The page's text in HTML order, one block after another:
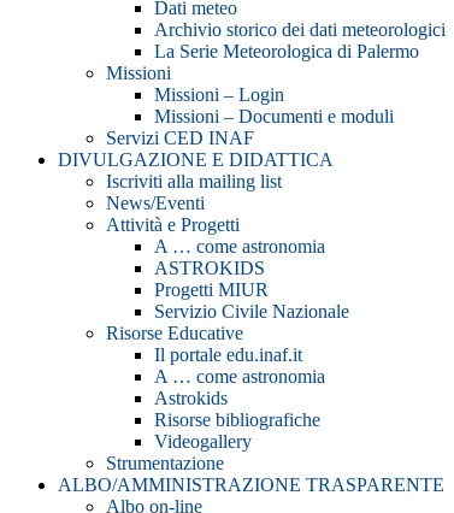
Dati meteo
Archivio storico dei dati meteorologici
La Serie Meteorologica di Palermo
Missioni
Missioni – Login
Missioni – Documenti e moduli
Servizi CED INAF
DIVULGAZIONE E DIDATTICA
Iscriviti alla mailing list
News/Eventi
Attività e Progetti
A … come astronomia
ASTROKIDS
Progetti MIUR
Servizio Civile Nazionale
Risorse Educative
Il portale edu.inaf.it
A … come astronomia
Astrokids
Risorse bibliografiche
Videogallery
Strumentazione
ALBO/AMMINISTRAZIONE TRASPARENTE
Albo on-line